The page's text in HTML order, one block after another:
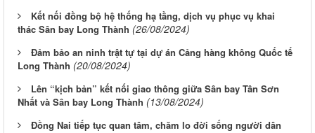
Kết nối đồng bộ hệ thống hạ tầng, dịch vụ phục vụ khai
thác Sân bay Long Thành (26/08/2024)
Đảm bảo an ninh trật tự tại dự án Cảng hàng không Quốc tế
Long Thành (20/08/2024)
Lên “kịch bản” kết nối giao thông giữa Sân bay Tân Sơn
Nhất và Sân bay Long Thành (13/08/2024)
Đồng Nai tiếp tục quan tâm, chăm lo đời sống người dân